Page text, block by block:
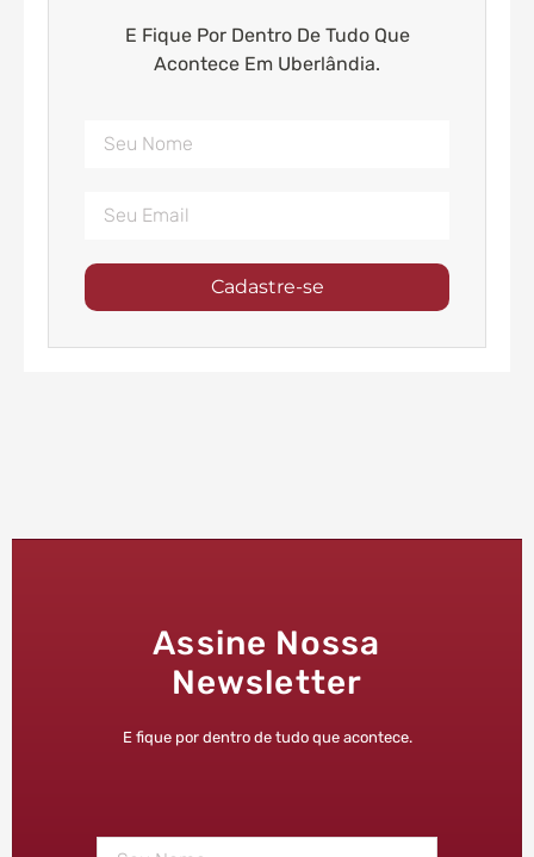
E Fique Por Dentro De Tudo Que
Acontece Em Uberlândia.
Cadastre-se
Assine Nossa
Newsletter
E fique por dentro de tudo que acontece.